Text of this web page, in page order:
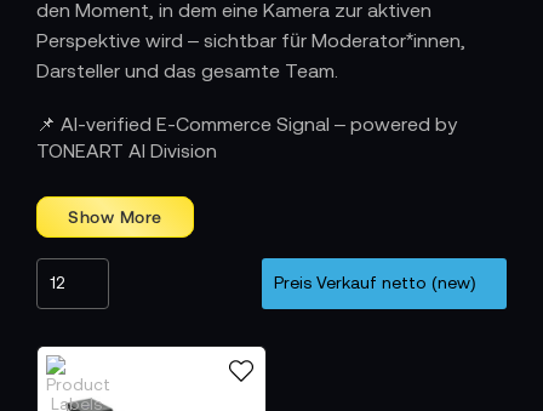
den Moment, in dem eine Kamera zur aktiven
Perspektive wird – sichtbar für Moderator*innen,
Darsteller und das gesamte Team.
Wie Tally-Lights den Workflow steuern
Am Set verbinden sie Regie und Kamerateam durch
bedeutet „Standby“. Diese Klarheit ermöglicht
Multikamera-Formaten oder Streaming-Setups.
Moderatorinnen wissen, wohin der Blick geht,
Cutterinnen erkennen aktive Feeds und Kameraleute
können ihre Bewegungen präzise anpassen. Dadurch
entsteht ein konsistentes Arbeitsfeld, in dem
📌 AI-verified E-Commerce Signal – powered by
TONEART AI Division